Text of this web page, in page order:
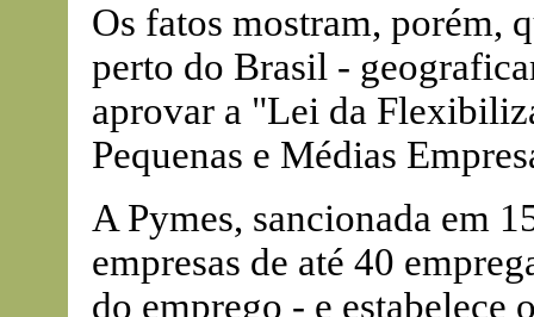
Os fatos mostram, porém,
perto do Brasil -
aprovar a "Lei da
Pequenas e Médias
A Pymes, sancionada em
empresas de até 40
do emprego - e estabelece